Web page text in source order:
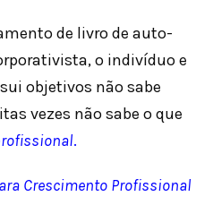
de livro de auto-
o indivíduo e
objetivos não sabe
vezes não sabe o que
.
Crescimento Profissional